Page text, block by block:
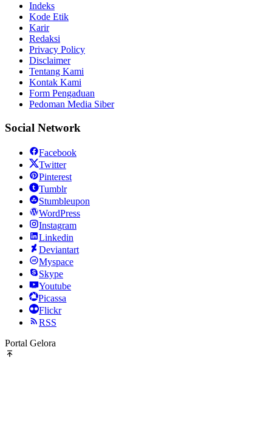
Indeks
Kode Etik
Karir
Redaksi
Privacy Policy
Disclaimer
Tentang Kami
Kontak Kami
Form Pengaduan
Pedoman Media Siber
Social Network
Facebook
Twitter
Pinterest
Tumblr
Stumbleupon
WordPress
Instagram
Linkedin
Deviantart
Myspace
Skype
Youtube
Picassa
Flickr
RSS
Portal Gelora